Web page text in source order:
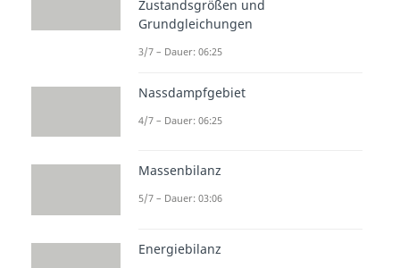
Zustandsgrößen und
Grundgleichungen
3/7 – Dauer: 06:25
Nassdampfgebiet
4/7 – Dauer: 06:25
Massenbilanz
5/7 – Dauer: 03:06
Energiebilanz